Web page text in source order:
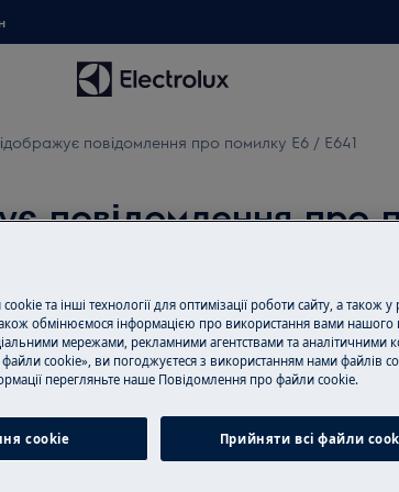
повідомлення про помилку E6 / E641
повідомлення про
E6абоE641
Замовити
Пропонуємо
нашими
обладнання і
всі необхідні
ціною.
та інші технології для оптимізації роботи сайту, а також у
обмінюємося інформацією про використання вами нашого
мережами, рекламними агентствами та аналітичними
cookie», ви погоджуєтеся з використанням нами файлів
перегляньте наше Пoвідомлення прo файли cookie.
cookie Прийняти всі файли